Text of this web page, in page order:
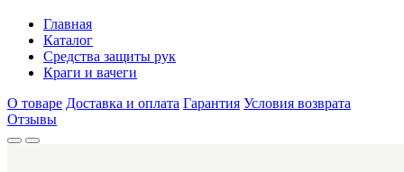
Главная
Каталог
Средства защиты рук
Краги и вачеги
О товаре Доставка и оплата Гарантия Условия возврата
Отзывы